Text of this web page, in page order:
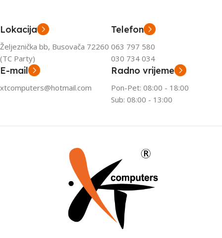
Lokacija
Željeznička bb, Busovača 72260
(TC Party)
Telefon
063 797 580
030 734 034
E-mail
xtcomputers@hotmail.com
Radno vrijeme
Pon-Pet: 08:00 - 18:00
Sub: 08:00 - 13:00